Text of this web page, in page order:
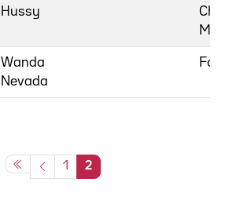
Hussy
Wanda
Nevada
1 2